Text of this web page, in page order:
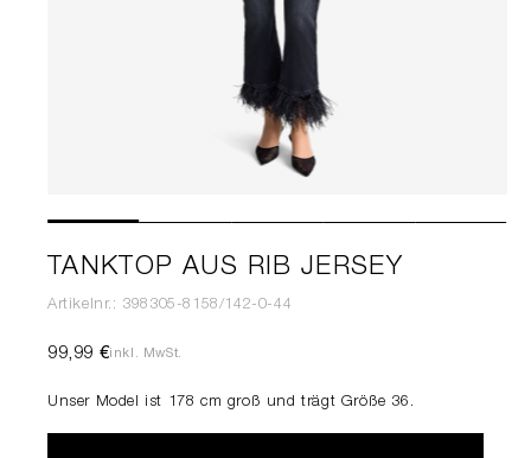
TANKTOP AUS RIB JERSEY
Artikelnr.: 398305-8158/142-0-44
99,99 €inkl. MwSt.
Unser Model ist 178 cm groß und trägt Größe 36.